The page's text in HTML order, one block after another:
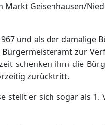
Geisenhausen/
und als der damalige
zur
schenken ihm die
zurücktritt.
er sich sogar als 1.